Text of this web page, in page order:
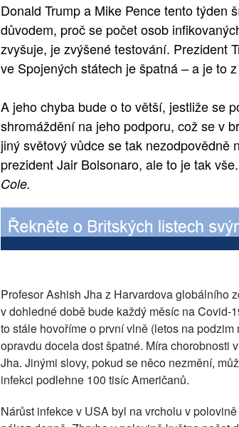
Donald Trump a Mike Pence tento týden
důvodem, proč se počet osob
zvyšuje, je zvýšené testování. Prezident
ve Spojených státech je špatná – a je to
A jeho chyba bude o to větší, jestliže se
shromáždění na jeho podporu, což se v
jiný světový vůdce se tak nezodpovědně
prezident Jair Bolsonaro, ale to je tak
Cole.
Profesor Ashish Jha z Harvardova globálního
v dohledné době bude každý měsíc na Covid-
to stále hovoříme o první vlně (letos na
opravdu docela dost špatné. Míra chorobnosti
Jha. Jinými slovy, pokud se něco nezmění,
infekci podlehne 100 tisíc Američanů.
Nárůst infekce v USA byl na vrcholu v